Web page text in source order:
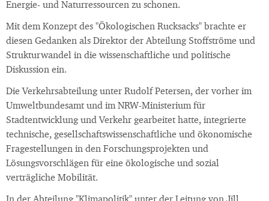
Energie- und Naturressourcen zu schonen.
Mit dem Konzept des "Ökologischen Rucksacks" brachte er
diesen Gedanken als Direktor der Abteilung Stoffströme und
Strukturwandel in die wissenschaftliche und politische
Diskussion ein.
Die Verkehrsabteilung unter Rudolf Petersen, der vorher im
Umweltbundesamt und im NRW-Ministerium für
Stadtentwicklung und Verkehr gearbeitet hatte, integrierte
technische, gesellschaftswissenschaftliche und ökonomische
Fragestellungen in den Forschungsprojekten und
Lösungsvorschlägen für eine ökologische und sozial
verträgliche Mobilität.